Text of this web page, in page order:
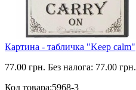
Картина - табличка "Keep calm"
77.00 грн. Без налога: 77.00 грн.
Код товара:5968-3